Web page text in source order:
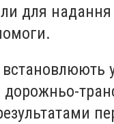
для надання
встановлюють